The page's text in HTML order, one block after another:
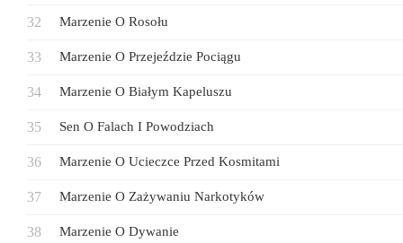
Marzenie O Rosołu
Marzenie O Przejeździe Pociągu
Marzenie O Białym Kapeluszu
Sen O Falach I Powodziach
Marzenie O Ucieczce Przed Kosmitami
Marzenie O Zażywaniu Narkotyków
Marzenie O Dywanie